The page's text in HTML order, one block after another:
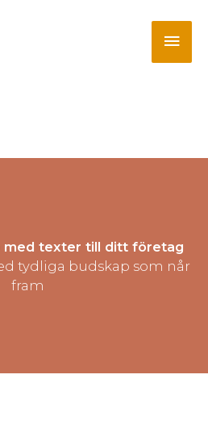
med texter till ditt företag
tydliga budskap som når
fram